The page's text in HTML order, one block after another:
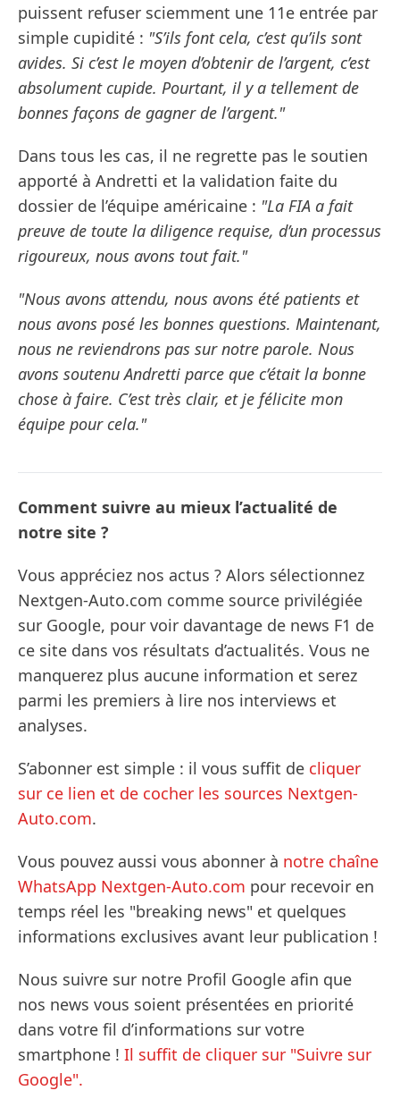
puissent refuser sciemment une 11e entrée par
simple cupidité : "S’ils font cela, c’est qu’ils sont
avides. Si c’est le moyen d’obtenir de l’argent, c’est
absolument cupide. Pourtant, il y a tellement de
bonnes façons de gagner de l’argent."
Dans tous les cas, il ne regrette pas le soutien
apporté à Andretti et la validation faite du
dossier de l’équipe américaine : "La FIA a fait
preuve de toute la diligence requise, d’un processus
rigoureux, nous avons tout fait."
"Nous avons attendu, nous avons été patients et
nous avons posé les bonnes questions. Maintenant,
nous ne reviendrons pas sur notre parole. Nous
avons soutenu Andretti parce que c’était la bonne
chose à faire. C’est très clair, et je félicite mon
équipe pour cela."
Comment suivre au mieux l’actualité de
notre site ?
Vous appréciez nos actus ? Alors sélectionnez
Nextgen-Auto.com comme source privilégiée
sur Google, pour voir davantage de news F1 de
ce site dans vos résultats d’actualités. Vous ne
manquerez plus aucune information et serez
parmi les premiers à lire nos interviews et
analyses.
S’abonner est simple : il vous suffit de cliquer
sur ce lien et de cocher les sources Nextgen-
Auto.com.
Vous pouvez aussi vous abonner à notre chaîne
WhatsApp Nextgen-Auto.com pour recevoir en
temps réel les "breaking news" et quelques
informations exclusives avant leur publication !
Nous suivre sur notre Profil Google afin que
nos news vous soient présentées en priorité
dans votre fil d’informations sur votre
smartphone ! Il suffit de cliquer sur "Suivre sur
Google".